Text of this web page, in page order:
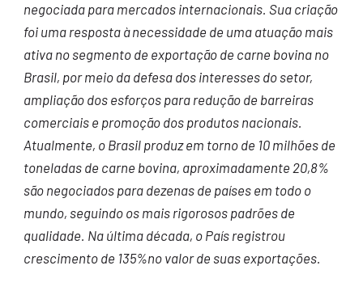
negociada para mercados internacionais. Sua criação
foi uma resposta à necessidade de uma atuação mais
ativa no segmento de exportação de carne bovina no
Brasil, por meio da defesa dos interesses do setor,
ampliação dos esforços para redução de barreiras
comerciais e promoção dos produtos nacionais.
Atualmente, o Brasil produz em torno de 10 milhões de
toneladas de carne bovina, aproximadamente 20,8%
são negociados para dezenas de países em todo o
mundo, seguindo os mais rigorosos padrões de
qualidade. Na última década, o País registrou
crescimento de 135%no valor de suas exportações.